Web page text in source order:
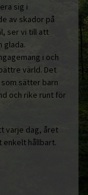
sig i
av skador på
ser vi till att
glada.
i och
värld. Det
sätter barn
och rike runt för
varje dag, året
enkelt hållbart.